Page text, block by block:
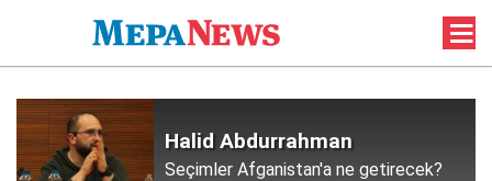
Halid Abdurrahman
Seçimler Afganistan'a ne getirecek?